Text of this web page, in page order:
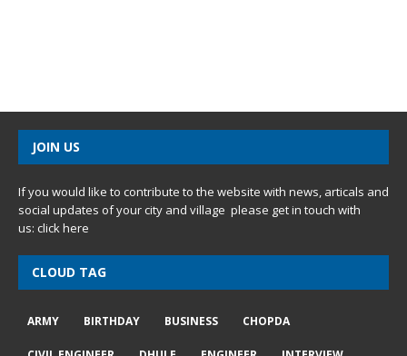
JOIN US
If you would like to contribute to the website with news, articals and
social updates of your city and village please get in touch with
us: click here
CLOUD TAG
ARMY BIRTHDAY BUSINESS CHOPDA